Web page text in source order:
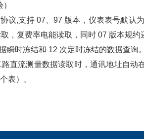
议,支持 07、97 版本，仪表表号默认
，复费率电能读取，同时 07 版本规
瞬时冻结和 12 次定时冻结的数据查询。
直流测量数据读取时，通讯地址自动
表）。